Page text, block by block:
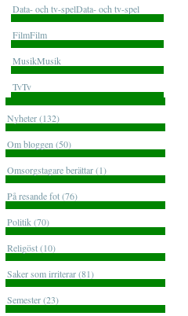
Data- och tv-spelData- och tv-spel
FilmFilm
MusikMusik
TvTv
Nyheter (132)
Om bloggen (50)
Omsorgstagare berättar (1)
På resande fot (76)
Politik (70)
Religöst (10)
Saker som irriterar (81)
Semester (23)